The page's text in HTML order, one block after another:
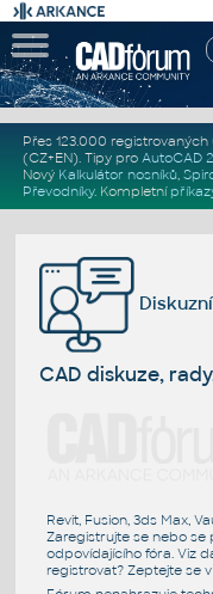
Přes 123.000 registrovaných
(CZ+EN). Tipy pro AutoCAD
Nový Kalkulátor nosníků,
Převodníky. Kompletní
CAD diskuze,
Revit, Fusion, 3ds Max,
Zaregistrujte se nebo se
odpovídajícího fóra. Viz
registrovat? Zeptejte se